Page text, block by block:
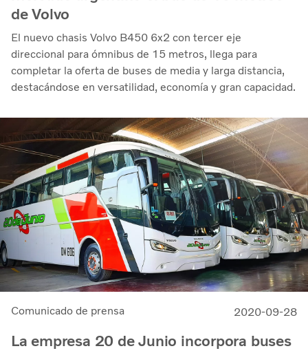
de Volvo
El nuevo chasis Volvo B450 6x2 con tercer eje
direccional para ómnibus de 15 metros, llega para
completar la oferta de buses de media y larga distancia,
destacándose en versatilidad, economía y gran capacidad.
Comunicado de prensa 2020-09-28
La empresa 20 de Junio incorpora buses